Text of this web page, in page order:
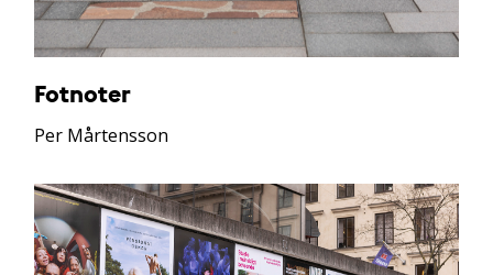
Fotnoter
Per Mårtensson